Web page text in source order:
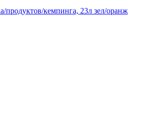
продуктов/кемпинга, 23л зел/оранж